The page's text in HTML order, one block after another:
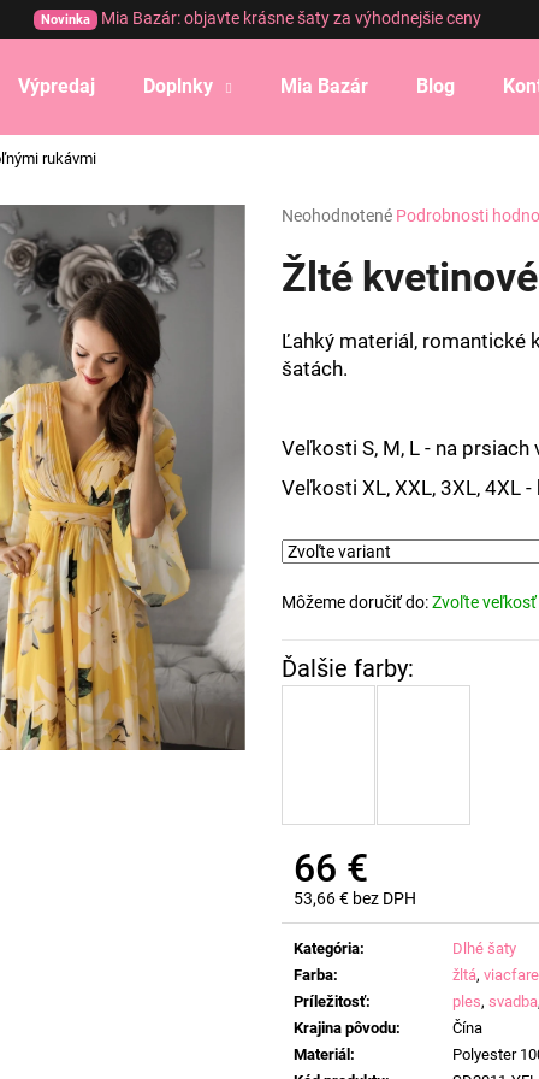
Novinka Mia Bazár: objavte krásne šaty za výhodnejšie ceny
Výpredaj Doplnky Mia Bazár Blog
rukávmi
Priemerné
produktu
je
5
hviezdičiek.
Neohodnotené Podrobnosti
Žlté
Ľahký materiál, romantické
šatách.
Veľkosti S, M, L - na prsiach
Veľkosti XL, XXL, 3XL, 4XL
Môžeme doručiť do:Zvoľte veľkosť
66 €
53,66 € bez DPH
Jednotková
cena:
Kategória:
Dlhé šaty
Farba: žltá,
Príležitosť: ples, svadba
Krajina pôvodu:
Čína
Materiál:
Polyester
Čo potrebujete nájsť?
HĽADAŤ
Odporúčame